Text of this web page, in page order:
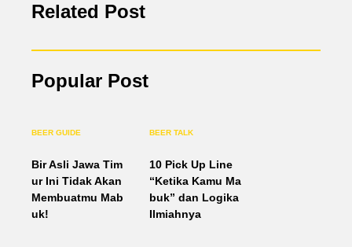
Related Post
Popular Post
BEER GUIDE
Bir Asli Jawa Tim
ur Ini Tidak Akan
Membuatmu Mab
uk!
BEER TALK
10 Pick Up Line
“Ketika Kamu Ma
buk” dan Logika
Ilmiahnya